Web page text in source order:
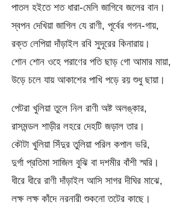
পাতল হইতে শত ধারা-মেলি জাগিবে জলের বান।
স্বপন দেখিয়া জাগিল যে রাণী, পূর্বের গগন-গায়,
রক্ত লেপিয়া দাঁড়াইল রবি সুদূরের কিনারায়।
শোন শোন ওহে পরাণের পতি ছাড় গো আমার মায়া,
উড়ে চলে যায় আকাশের পাখি পড়ে রয় শুধু ছায়া।
পেটরা খুলিয়া তুলে নিল রাণী অষ্ট অলঙ্কার,
রাসমন্ডল শাড়ীর লহরে দেহটি জড়াল তার।
কৌটা খুলিয়া সিঁদুর তুলিয়া পরিল কপাল ভরি,
দুর্গা প্রতিমা সাজিল বুঝি বা দশমীর বাঁশী স্মরি।
ধীরে ধীরে রাণী দাঁড়াইল আসি সাগর দীঘির মাঝে,
লক্ষ লক্ষ কাঁদে নরনারী শুকনো তটের কাছে।